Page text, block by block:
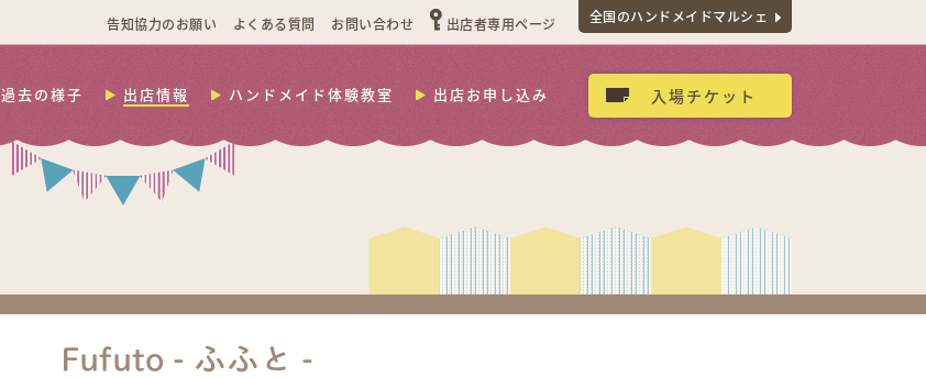
告知協力のお願い よくある質問 お問い合わせ 出店者専用ページ 全国のハンドメイドマルシェ
過去の様子 出店情報 ハンドメイド体験教室 出店お申し込み 入場チケット
Fufuto - ふふと -